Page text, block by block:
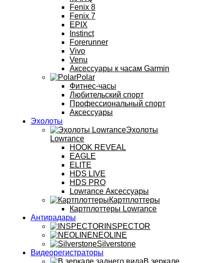
Fenix 8
Fenix 7
EPIX
Instinct
Forerunner
Vivo
Venu
Аксессуары к часам Garmin
Polar
Фитнес-часы
Любительский спорт
Профессиональный спорт
Аксессуары
Эхолоты
Эхолоты
Lowrance
HOOK REVEAL
EAGLE
ELITE
HDS LIVE
HDS PRO
Lowrance Аксессуары
Картплоттеры
Картплоттеры Lowrance
Антирадары
INSPECTOR
NEOLINE
Silverstone
Видеорегистраторы
В зеркале